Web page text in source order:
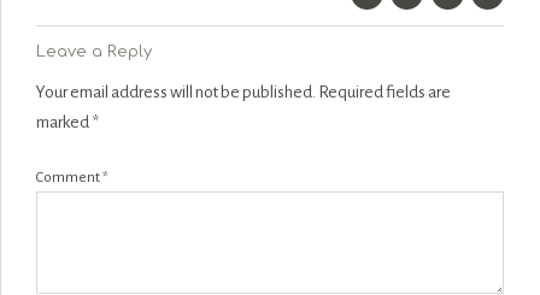
Leave a Reply
Your email address will not be published. Required fields are
marked *
Comment*